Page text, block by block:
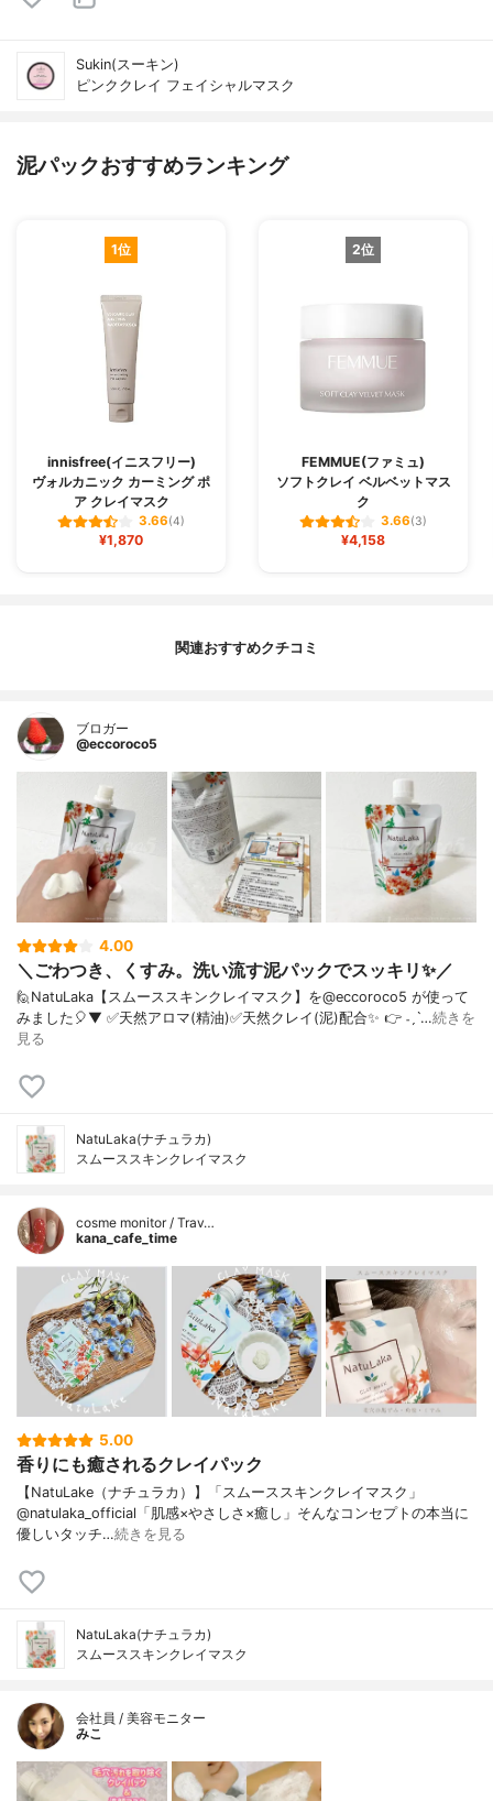
Sukin(スーキン)
ピンククレイ フェイシャルマスク
泥パックおすすめランキング
1位
innisfree(イニスフリー)
ヴォルカニック カーミング ポ
ア クレイマスク
3.66(4)
¥1,870
2位
FEMMUE(ファミュ)
ソフトクレイ ベルベットマス
ク
3.66(3)
¥4,158
関連おすすめクチコミ
ブロガー
@eccoroco5
4.00
＼ごわつき、くすみ。洗い流す泥パックでスッキリ✨／
🙋NatuLaka【スムーススキンクレイマスク】を@eccoroco5 が使って
みました🎈⁡⁡⁡▼ ✅天然アロマ(精油)✅天然クレイ(泥)配合✨⁡⁡ 👉 ˗ˏˋ…続きを
見る
NatuLaka(ナチュラカ)
スムーススキンクレイマスク
cosme monitor / Trav…
kana_cafe_time
5.00
香りにも癒されるクレイパック
【NatuLake（ナチュラカ）】「スムーススキンクレイマスク」
@natulaka_official「肌感×やさしさ×癒し」そんなコンセプトの本当に
優しいタッチ…続きを見る
NatuLaka(ナチュラカ)
スムーススキンクレイマスク
会社員 / 美容モニター
みこ